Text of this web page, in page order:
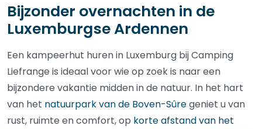
Bijzonder overnachten in de
Luxemburgse Ardennen
Een kampeerhut huren in Luxemburg bij Camping
Liefrange is ideaal voor wie op zoek is naar een
bijzondere vakantie midden in de natuur. In het hart
van het natuurpark van de Boven-Sûregeniet u van
rust, ruimte en comfort, op korte afstand van het